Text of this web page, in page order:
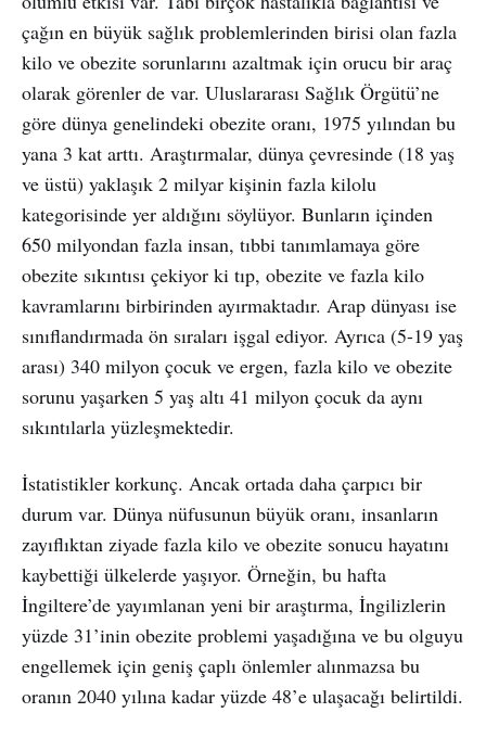
çağın en büyük sağlık problemlerinden birisi olan fazla
kilo ve obezite sorunlarını azaltmak için orucu bir araç
olarak görenler de var. Uluslararası Sağlık Örgütü’ne
göre dünya genelindeki obezite oranı, 1975 yılından bu
yana 3 kat arttı. Araştırmalar, dünya çevresinde (18 yaş
ve üstü) yaklaşık 2 milyar kişinin fazla kilolu
kategorisinde yer aldığını söylüyor. Bunların içinden
650 milyondan fazla insan, tıbbi tanımlamaya göre
obezite sıkıntısı çekiyor ki tıp, obezite ve fazla kilo
kavramlarını birbirinden ayırmaktadır. Arap dünyası ise
sınıflandırmada ön sıraları işgal ediyor. Ayrıca (5-19 yaş
arası) 340 milyon çocuk ve ergen, fazla kilo ve obezite
sorunu yaşarken 5 yaş altı 41 milyon çocuk da aynı
sıkıntılarla yüzleşmektedir.
İstatistikler korkunç. Ancak ortada daha çarpıcı bir
durum var. Dünya nüfusunun büyük oranı, insanların
zayıflıktan ziyade fazla kilo ve obezite sonucu hayatını
kaybettiği ülkelerde yaşıyor. Örneğin, bu hafta
İngiltere’de yayımlanan yeni bir araştırma, İngilizlerin
yüzde 31’inin obezite problemi yaşadığına ve bu olguyu
engellemek için geniş çaplı önlemler alınmazsa bu
oranın 2040 yılına kadar yüzde 48’e ulaşacağı belirtildi.